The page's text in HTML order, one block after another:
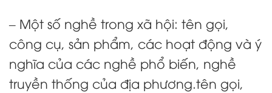
– Một số nghề trong xã hội: tên gọi,
công cụ, sản phẩm, các hoạt động và ý
nghĩa của các nghề phổ biến, nghề
truyền thống của địa phương.tên gọi,